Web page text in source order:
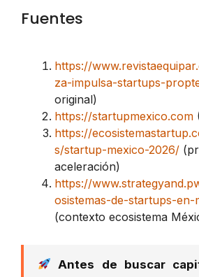
Fuentes
https://
za-impulsa-startups-
original)
https://startupmexico.com
https://
s/startup-mexico-2026/
aceleración)
https://
osistemas-de-startups-en-
(contexto ecosistema
Antes de buscar